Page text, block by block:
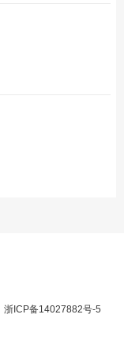
浙ICP备14027882号-5